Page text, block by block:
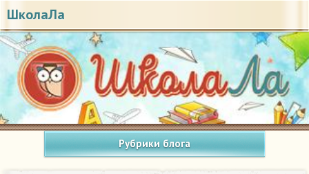
ШколаЛа
Рубрики блога